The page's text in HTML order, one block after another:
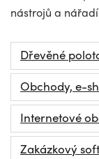
nástrojů a
Dřevěné
Obchody, e-
Internetové
Zakázkový